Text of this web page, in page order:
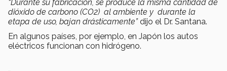
“Durante su fabricación, se produce la misma cantidad de
dióxido de carbono (CO2) al ambiente y durante la
etapa de uso, bajan drásticamente”dijo el Dr. Santana.
En algunos países, por ejemplo, en Japón los autos
eléctricos funcionan con hidrógeno.